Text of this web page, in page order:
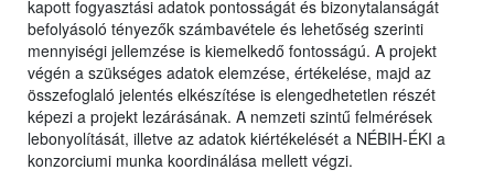
kapott fogyasztási adatok pontosságát és bizonytalanságát
befolyásoló tényezők számbavétele és lehetőség szerinti
mennyiségi jellemzése is kiemelkedő fontosságú. A projekt
végén a szükséges adatok elemzése, értékelése, majd az
összefoglaló jelentés elkészítése is elengedhetetlen részét
képezi a projekt lezárásának. A nemzeti szintű felmérések
lebonyolítását, illetve az adatok kiértékelését a NÉBIH-ÉKI a
konzorciumi munka koordinálása mellett végzi.